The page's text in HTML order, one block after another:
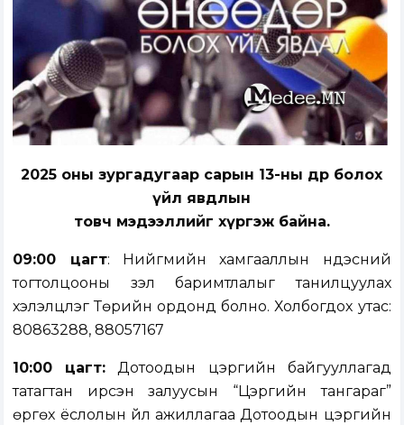
2025 оны зургадугаар сарын 13-ны өдөр болох
үйл явдлын
товч мэдээллийг хүргэж байна.
09:00 цагт: Нийгмийн хамгааллын үндэсний
тогтолцооны үзэл баримтлалыг танилцуулах
хэлэлцүүлэг Төрийн ордонд болно. Холбогдох утас:
80863288, 88057167
10:00 цагт: Дотоодын цэргийн байгууллагад
татагтан ирсэн залуусын “Цэргийн тангараг”
өргөх ёслолын үйл ажиллагаа Дотоодын цэргийн